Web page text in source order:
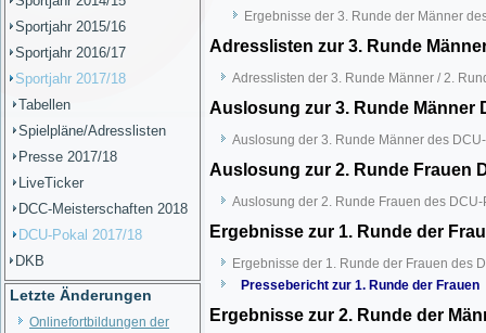
Sportjahr 2015/16
Sportjahr 2016/17
Sportjahr 2017/18
Tabellen
Spielpläne/Adresslisten
Presse 2017/18
LiveTicker
DCC-Meisterschaften 2018
DCU-Pokal 2017/18
DKB
Letzte Änderungen
Onlinefortbildungen der
Ergebnisse der 3. Runde der Männer
Adresslisten zur 3. Runde
Adresslisten der 3. Runde Männer / 2.
Auslosung zur 3. Runde Männer
Auslosung der 3. Runde Männer des
Auslosung zur 2. Runde Frauen
Auslosung der 2. Runde Frauen des
Ergebnisse zur 1. Runde der
Ergebnisse der 1. Runde der Frauen des
Pressebericht zur 1. Runde der Frauen
Ergebnisse zur 2. Runde der